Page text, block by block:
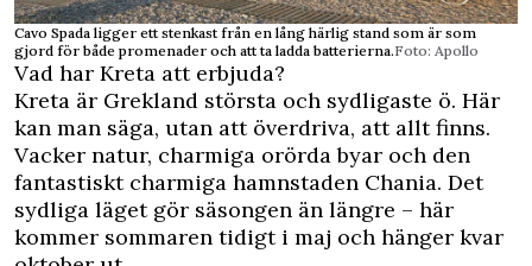
Cavo Spada ligger ett stenkast från en lång härlig stand som är som
gjord för både promenader och att ta ladda batterierna.Foto: Apollo
Vad har Kreta att erbjuda?
Kreta är Grekland största och sydligaste ö. Här
kan man säga, utan att överdriva, att allt finns.
Vacker natur, charmiga orörda byar och den
fantastiskt charmiga hamnstaden Chania. Det
sydliga läget gör säsongen än längre – här
kommer sommaren tidigt i maj och hänger kvar